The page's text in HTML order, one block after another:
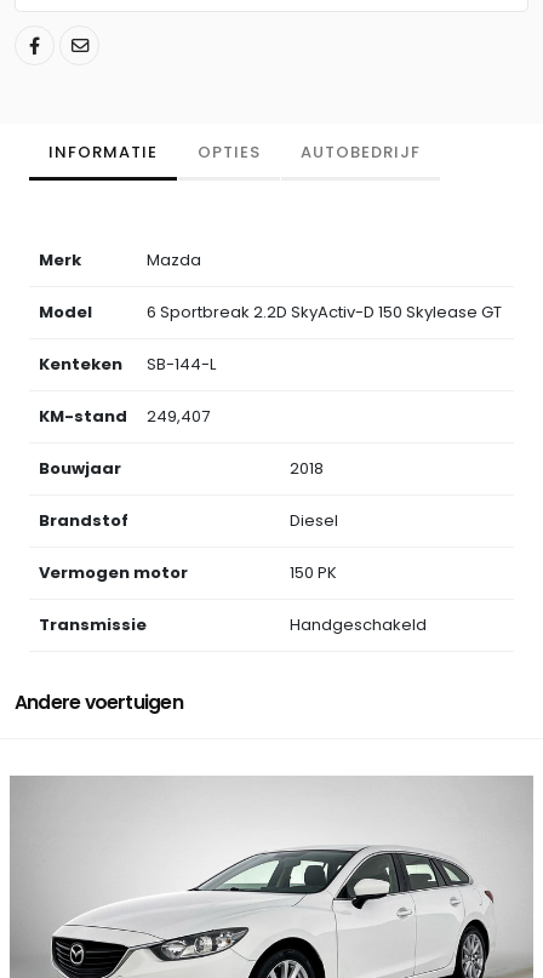
INFORMATIE OPTIES AUTOBEDRIJF
Merk Mazda
Model 6 Sportbreak 2.2D SkyActiv-D 150 Skylease GT
Kenteken SB-144-L
KM-stand 249,407
Bouwjaar 2018
Brandstof Diesel
Vermogen motor 150 PK
Transmissie Handgeschakeld
Andere voertuigen